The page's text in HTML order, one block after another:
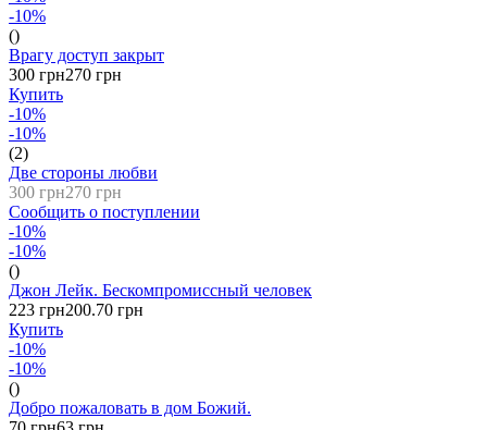
-10%
()
Врагу доступ закрыт
300 грн270 грн
Купить
-10%
-10%
(2)
Две стороны любви
300 грн270 грн
Сообщить о поступлении
-10%
-10%
()
Джон Лейк. Бескомпромиссный человек
223 грн200.70 грн
Купить
-10%
-10%
()
Добро пожаловать в дом Божий.